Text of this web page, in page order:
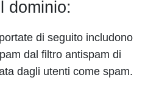
dominio:
di seguito includono
dal filtro antispam di
dagli utenti come spam.